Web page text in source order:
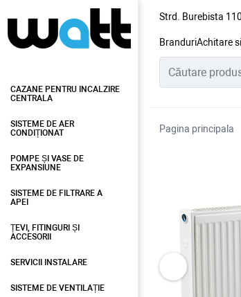
Strd. Burebista
BranduriAchitare
CAZANE PENTRU INCALZIRE
CENTRALA
SISTEME DE AER
CONDIȚIONAT
POMPE ȘI VASE DE
EXPANSIUNE
SISTEME DE FILTRARE A
APEI
ȚEVI, FITINGURI ȘI
ACCESORII
SERVICII INSTALARE
SISTEME DE VENTILAȚIE
Pagina principala